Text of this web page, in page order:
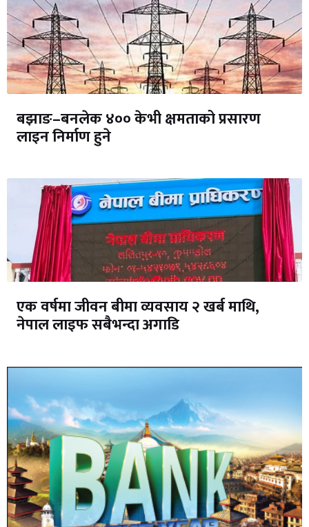
बझाङ–बनलेक ४०० केभी क्षमताको प्रसारण
लाइन निर्माण हुने
एक वर्षमा जीवन बीमा व्यवसाय २ खर्ब माथि,
नेपाल लाइफ सबैभन्दा अगाडि